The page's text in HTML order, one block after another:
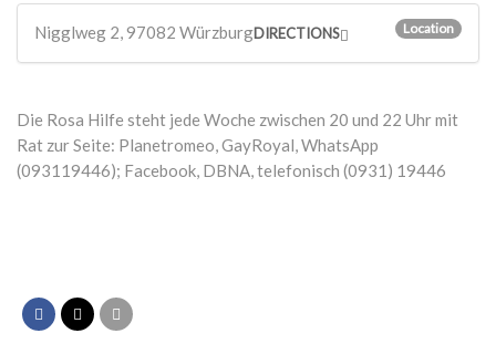
Nigglweg 2, 97082 Würzburg Location
DIRECTIONS
Die Rosa Hilfe steht jede Woche zwischen 20 und 22 Uhr mit
Rat zur Seite: Planetromeo, GayRoyal, WhatsApp
(093119446); Facebook, DBNA, telefonisch (0931) 19446